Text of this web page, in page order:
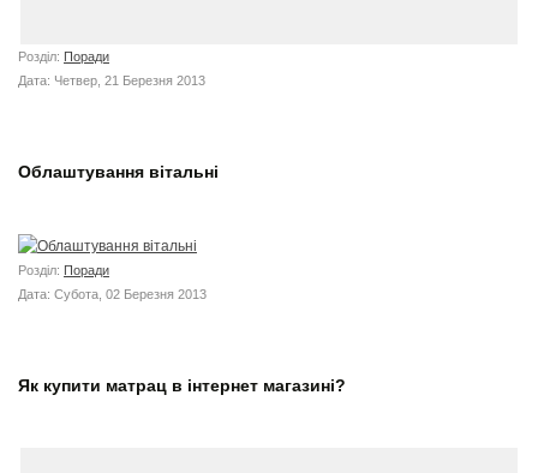
Розділ: Поради
Дата: Четвер, 21 Березня 2013
Облаштування вітальні
Розділ: Поради
Дата: Субота, 02 Березня 2013
Як купити матрац в інтернет магазині?